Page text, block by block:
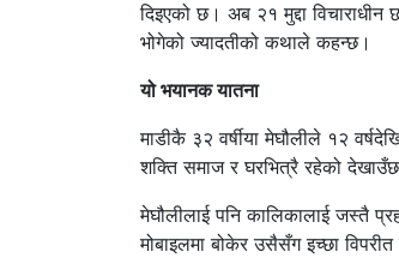
दिइएको छ। अब २१ मुद्दा
भोगेको ज्यादतीको कथाले कहन्छ।
यो भयानक यातना
माडीकै ३२ वर्षीया मेघौलीले १२
शक्ति समाज र घरभित्रै रहेको
मेघौलीलाई पनि कालिकालाई जस्तै
मोबाइलमा बोकेर उसैसँग इच्छा